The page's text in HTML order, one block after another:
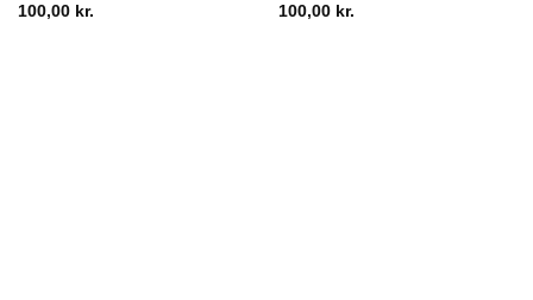
100,00 kr.
100,00 kr.